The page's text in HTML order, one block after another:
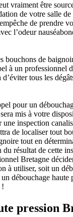
vraiment être
de votre salle
de prendre
l’odeur
bouchons de
à un professionnel
tous les
pour un
mis à votre
inspection
de localiser tout
tout en
résultat de cette
Bretagne
à utiliser, soit un
débouchage haute
!
pression